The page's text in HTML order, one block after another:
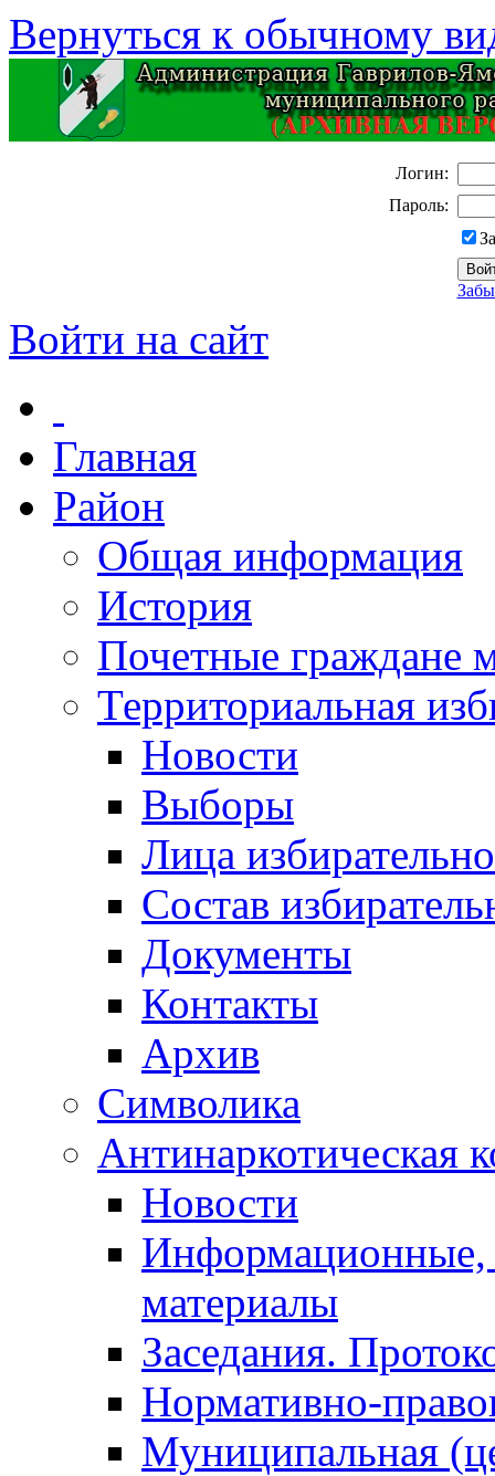
Вернуться к обычному
Логин:
Пароль:
Войти на сайт
Главная
Район
Общая информация
История
Почетные граждане
Территориальная
Новости
Выборы
Лица
Состав
Документы
Контакты
Архив
Символика
Антинаркотическая
Новости
Информационные,
материалы
Заседания.
Нормативно-
Муниципальная